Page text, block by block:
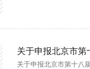
关于申报北京市
关于申报北京市第十八